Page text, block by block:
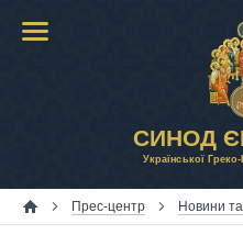
СИНОД
Української
Прес-центр Новини